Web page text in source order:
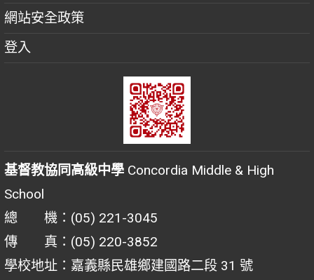
網站安全政策
登入
基督教協同高級中學 Concordia Middle & High
School
總 機：(05) 221-3045
傳 真：(05) 220-3852
學校地址：嘉義縣民雄鄉建國路二段 31 號